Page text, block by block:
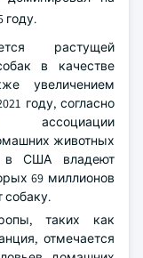
году.
растущей
в качестве
увеличением
году, согласно
ассоциации
животных
в США владеют
69 миллионов
собаку.
таких как
отмечается